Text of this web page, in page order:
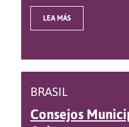
LEA MÁS
BRASIL
Consejos